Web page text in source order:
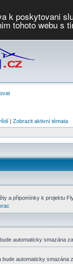
k poskytovani
tohoto webu s
| Zobrazit aktivní témata
a připomínky k projektu
automaticky smazána
bude automaticky smazána